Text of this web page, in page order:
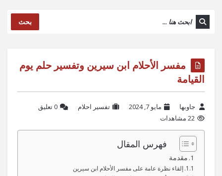
بحث
مفسر الأحلام ابن سيرين وتفسير حلم يوم
القيامة
جاوبها مايو 7, 2024 تفسير احلام
‫0 تعليق
22 مشاهدات
فهرس المقال
مقدمة
إلقاء نظرة عامة على مفسر الأحلام ابن سيرين